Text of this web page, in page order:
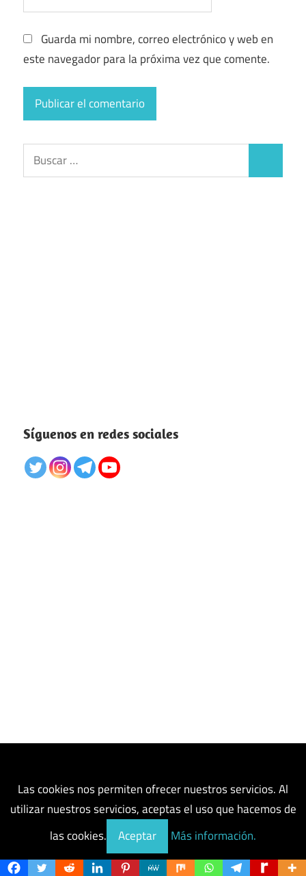
Guarda mi nombre, correo electrónico y web en
este navegador para la próxima vez que comente.
Buscar:
Síguenos en redes sociales
Las cookies nos permiten ofrecer nuestros servicios. Al
utilizar nuestros servicios, aceptas el uso que hacemos de
las cookies.
Aceptar Más información.